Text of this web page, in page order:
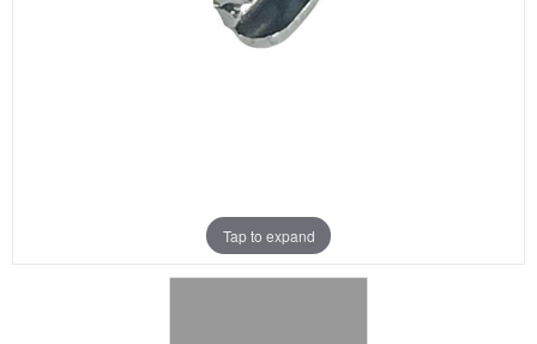
Tap to expand